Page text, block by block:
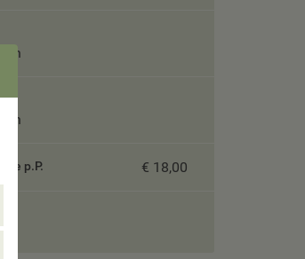
p.P. € 18,00